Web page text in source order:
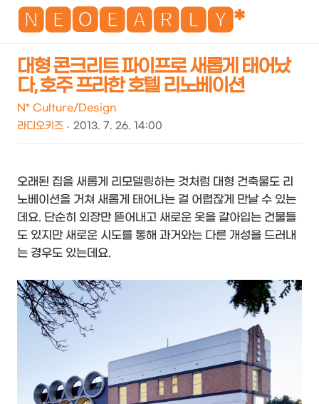
🅽🅴🅾🅴🅰🆁🅻🆈*
대형 콘크리트 파이프로 새롭게 태어났
다, 호주 프라한 호텔 리노베이션
N* Culture/Design
라디오키즈
2013. 7. 26. 14:00
오래된 집을 새롭게 리모델링하는 것처럼 대형 건축물도 리
노베이션을 거쳐 새롭게 태어나는 걸 어렵잖게 만날 수 있는
데요. 단순히 외장만 뜯어내고 새로운 옷을 갈아입는 건물들
도 있지만 새로운 시도를 통해 과거와는 다른 개성을 드러내
는 경우도 있는데요.